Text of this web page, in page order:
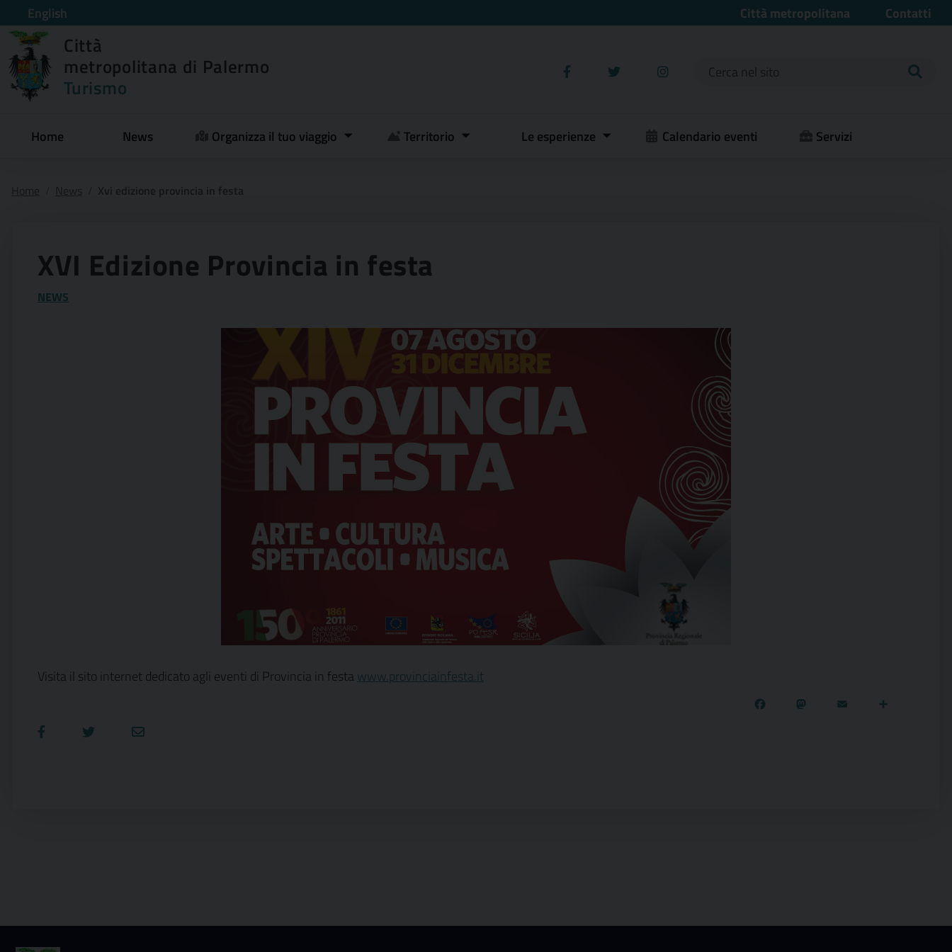
English Città metropolitana Contatti
Città
metropolitana di Palermo
Turismo Ricerca per:
Home News Organizza il tuo viaggio Territorio Le esperienze Calendario eventi Servizi
XVI Edizione Provincia in festa
NEWS
Visita il sito internet dedicato agli eventi di Provincia in festa www.provinciainfesta.it
Facebook
Mastodon
Email